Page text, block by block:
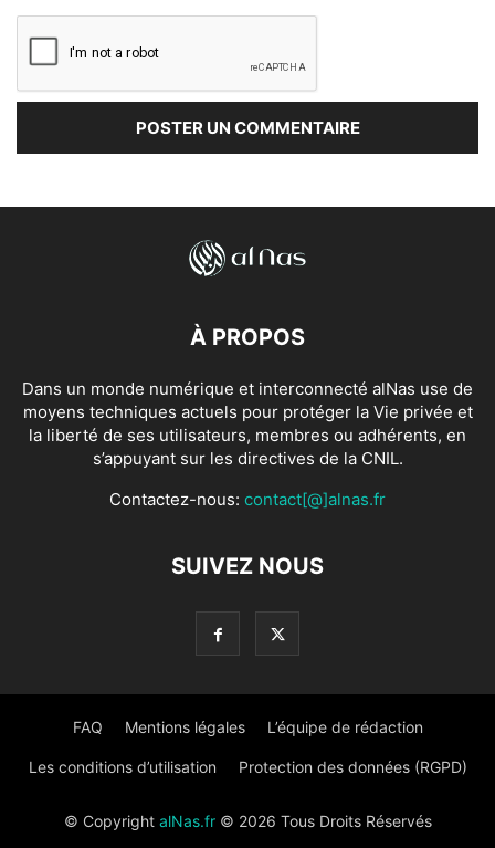
À PROPOS
Dans un monde numérique et interconnecté alNas use de
moyens techniques actuels pour protéger la Vie privée et
la liberté de ses utilisateurs, membres ou adhérents, en
s’appuyant sur les directives de la CNIL.
Contactez-nous: contact[@]alnas.fr
SUIVEZ NOUS
FAQ Mentions légales L’équipe de rédaction
Les conditions d’utilisation Protection des données (RGPD)
© Copyright alNas.fr© 2026 Tous Droits Réservés